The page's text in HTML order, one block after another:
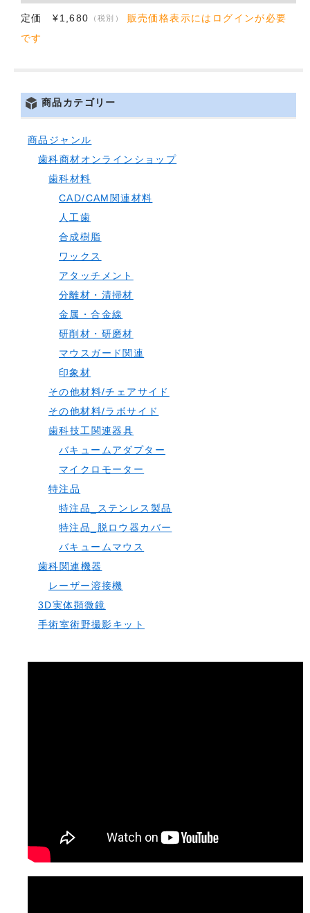
定価 ¥1,680 （税別）
販売価格表示にはログインが必要
です
商品カテゴリー
商品ジャンル
歯科商材オンラインショップ
歯科材料
CAD/CAM関連材料
人工歯
合成樹脂
ワックス
アタッチメント
分離材・清掃材
金属・合金線
研削材・研磨材
マウスガード関連
印象材
その他材料/チェアサイド
その他材料/ラボサイド
歯科技工関連器具
バキュームアダプター
マイクロモーター
特注品
特注品_ステンレス製品
特注品_脱ロウ器カバー
バキュームマウス
歯科関連機器
レーザー溶接機
3D実体顕微鏡
手術室術野撮影キット